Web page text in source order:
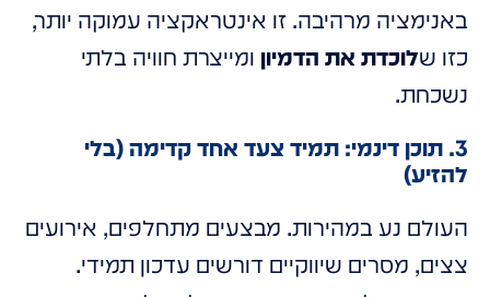
באנימציה מרהיבה. זו אינטראקציה עמוקה יותר,
כזו שלוכדת את הדמיון ומייצרת חוויה בלתי
נשכחת.
3. תוכן דינמי: תמיד צעד אחד קדימה (בלי
להזיע)
העולם נע במהירות. מבצעים מתחלפים, אירועים
צצים, מסרים שיווקיים דורשים עדכון תמידי.